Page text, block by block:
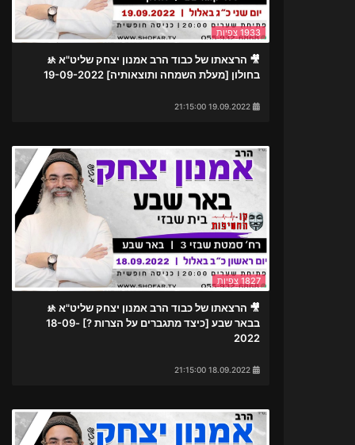
1933 צפיות
🎥 הרצאתו של כבוד הרב אמנון יצחק שליט"א 🚸
בחולון [מעלת השמחה ותוצאותיה] 19-09-2022
1827 צפיות
🎥 הרצאתו של כבוד הרב אמנון יצחק שליט"א 🚸
בבאר שבע [כיצד מתגברים על הצרות ?] 18-09-
2022